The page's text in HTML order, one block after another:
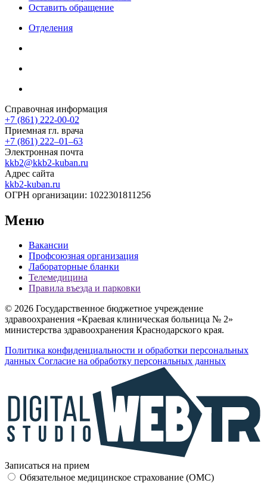
Оставить обращение
Отделения
Справочная информация
+7 (861) 222-00-02
Приемная гл. врача
+7 (861) 222‒01‒63
Электронная почта
kkb2@kkb2-kuban.ru
Адрес сайта
kkb2-kuban.ru
ОГРН организации: 1022301811256
Меню
Вакансии
Профсоюзная организация
Лабораторные бланки
Телемедицина
Правила въезда и парковки
© 2026 Государственное бюджетное учреждение
здравоохранения «Краевая клиническая больница № 2»
министерства здравоохранения Краснодарского края.
Политика конфиденциальности и обработки персональных
данных Согласие на обработку персональных данных
Записаться на прием
Обязательное медицинское страхование (OMC)